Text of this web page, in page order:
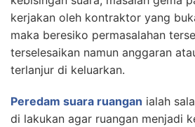
kerjakan oleh kontraktor yang
maka beresiko permasalahan
terselesaikan namun anggaran
terlanjur di keluarkan.
Peredam suara ruangan ialah
di lakukan agar ruangan menjadi